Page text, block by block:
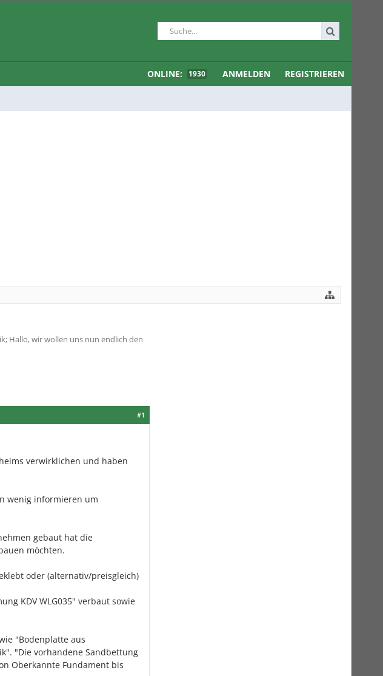
ONLINE: 1930 ANMELDEN REGISTRIEREN
Hallo, wir wollen uns nun endlich den
#1
verwirklichen und haben
wenig informieren um
gebaut hat die
möchten.
oder (alternativ/preisgleich)
KDV WLG035" verbaut sowie
"Bodenplatte aus
"Die vorhandene Sandbettung
Oberkannte Fundament bis